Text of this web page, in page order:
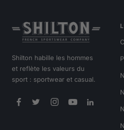
Shilton habille les hommes
et reflète les valeurs du
sport : sportwear et casual.